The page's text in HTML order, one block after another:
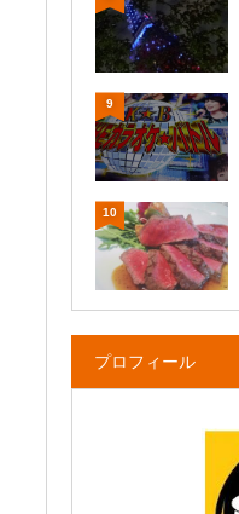
9
10
プロフィール